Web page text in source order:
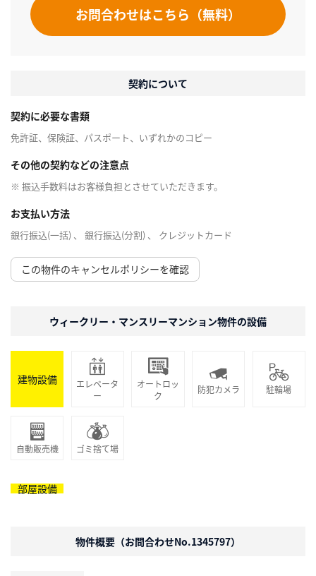
お問合わせはこちら（無料）
契約について
契約に必要な書類
免許証、保険証、パスポート、いずれかのコピー
その他の契約などの注意点
※ 振込手数料はお客様負担とさせていただきます。
お支払い方法
銀行振込(一括) 、 銀行振込(分割) 、 クレジットカード
この物件のキャンセルポリシーを確認
ウィークリー・マンスリーマンション物件の設備
建物設備
エレベータ
ー
オートロッ
ク
防犯カメラ 駐輪場
自動販売機 ゴミ捨て場
部屋設備
物件概要（お問合わせNo.1345797）